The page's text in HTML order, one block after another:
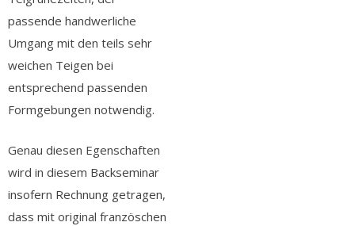
passende handwerliche
Umgang mit den teils sehr
weichen Teigen bei
entsprechend passenden
Formgebungen notwendig.
Genau diesen Egenschaften
wird in diesem Backseminar
insofern Rechnung getragen,
dass mit original französchen